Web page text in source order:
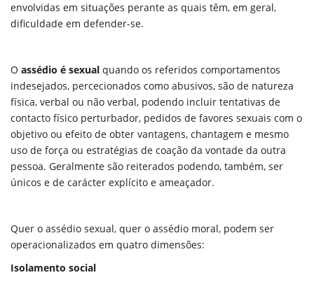
envolvidas em situações perante as quais têm, em geral,
dificuldade em defender-se.
O assédio é sexual quando os referidos comportamentos
indesejados, percecionados como abusivos, são de natureza
física, verbal ou não verbal, podendo incluir tentativas de
contacto físico perturbador, pedidos de favores sexuais com o
objetivo ou efeito de obter vantagens, chantagem e mesmo
uso de força ou estratégias de coação da vontade da outra
pessoa. Geralmente são reiterados podendo, também, ser
únicos e de carácter explícito e ameaçador.
Quer o assédio sexual, quer o assédio moral, podem ser
operacionalizados em quatro dimensões:
Isolamento social